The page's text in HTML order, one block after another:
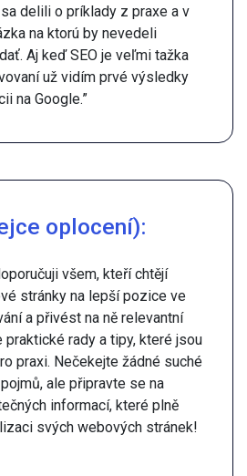
delili o príklady z praxe a v
na ktorú by nevedeli
Aj keď SEO je veľmi tažka
už vidím prvé výsledky
na Google.”
oplocení):
všem, kteří chtějí
stránky na lepší pozice ve
a přivést na ně relevantní
praktické rady a tipy, které jsou
praxi. Nečekejte žádné suché
ale připravte se na
informací, které plně
svých webových stránek!